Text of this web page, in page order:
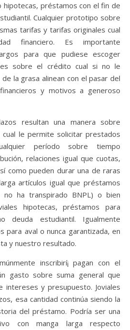
hipotecas, préstamos con el fin de
Cualquier prototipo sobre
tarifas y tarifas originales cual
financiero. Es importante
para que pudiese escoger
sobre el crédito cual si no le
la grasa alinean con el pasar del
y motivos a generoso
resultan una manera sobre
cual le permite solicitar prestados
período sobre tiempo
relaciones igual que cuotas,
como pueden durar una de raras
artículos igual que préstamos
ha transpirado BNPL) o bien
hipotecas, préstamos para
deuda estudiantil. Igualmente
para aval o nunca garantizada, en
y nuestro resultado.
inscribirí¡ pagan con el
gasto sobre suma general que
intereses y presupuesto. Joviales
esa cantidad continúa siendo la
del préstamo. Podría ser una
con manga larga respecto